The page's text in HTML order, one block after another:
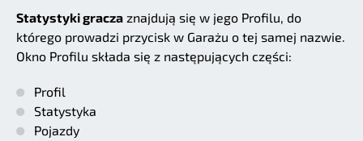
Statystyki gracza znajdują się w jego Profilu, do
którego prowadzi przycisk w Garażu o tej samej nazwie.
Okno Profilu składa się z następujących części:
Profil
Statystyka
Pojazdy